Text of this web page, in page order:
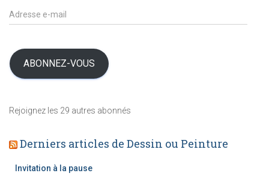
r
c
l
A
d
s
s
-
a
ABONNEZ-VOUS
Rejoignez les 29 autres abonnés
Derniers articles de Dessin ou Peinture
Invitation à la pause